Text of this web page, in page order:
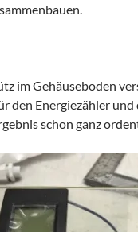
im Gehäuseboden
den Energiezähler und
schon ganz